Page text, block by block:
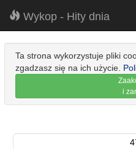
Wykop - Hity dnia
Ta strona wykorzystuje pliki
zgadzasz się na ich użycie.
i